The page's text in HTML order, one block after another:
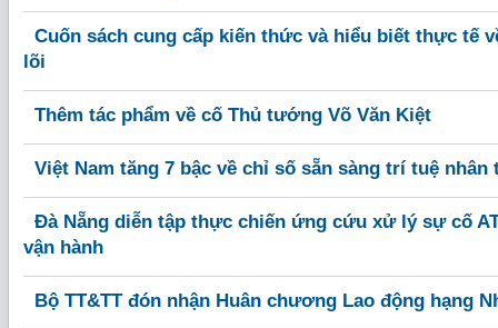
Cuốn sách cung cấp kiến thức và hiểu biết thực tế
lõi
Thêm tác phẩm về cố Thủ tướng Võ Văn Kiệt
Việt Nam tăng 7 bậc về chỉ số sẵn sàng trí tuệ nhân
Đà Nẵng diễn tập thực chiến ứng cứu xử lý sự cố
vận hành
Bộ TT&TT đón nhận Huân chương Lao động hạng